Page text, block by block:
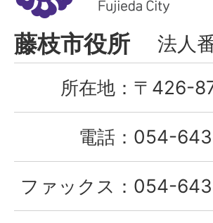
市
Fujieda
City
藤枝市役所 法人
所在地： 〒426-
電話： 054-
ファックス： 054-